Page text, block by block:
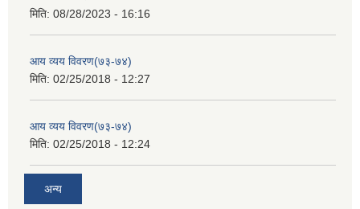
मिति: 08/28/2023 - 16:16
आय व्यय विवरण(७३-७४)
मिति: 02/25/2018 - 12:27
आय व्यय विवरण(७३-७४)
मिति: 02/25/2018 - 12:24
अन्य